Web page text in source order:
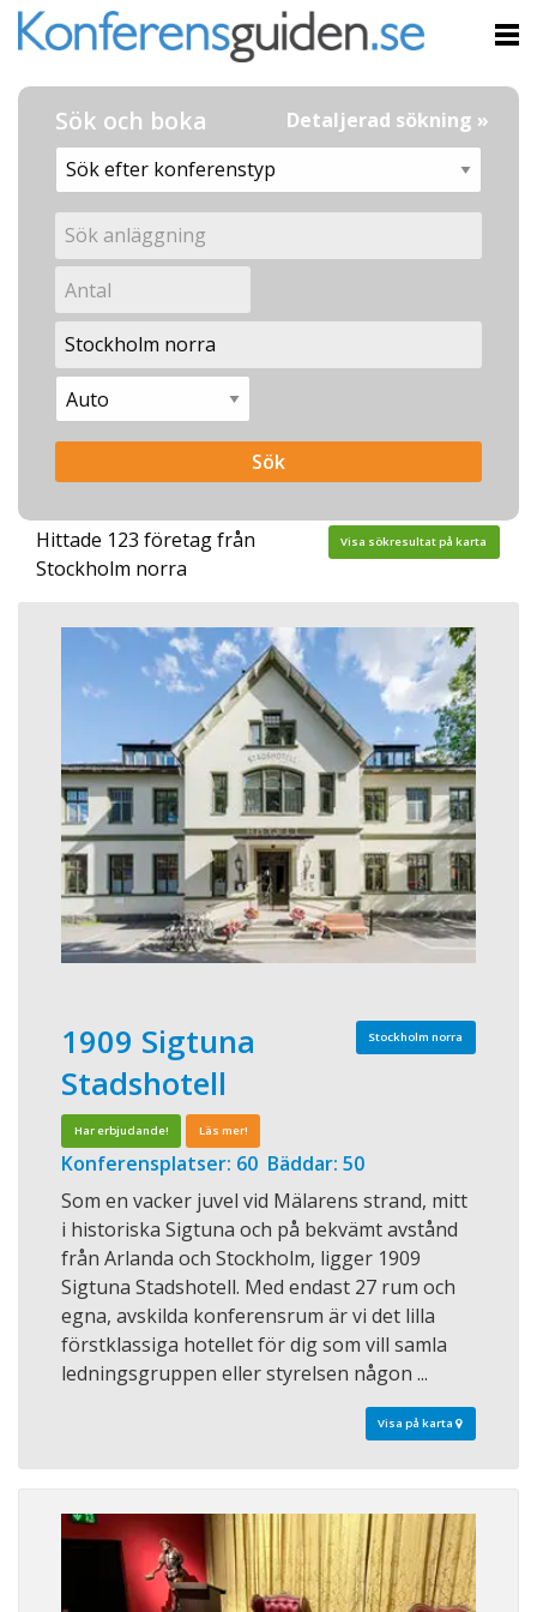
Sök och boka Detaljerad sökning »
Hittade 123 företag från
Stockholm norra
Visa sökresultat på karta
Stockholm norra
1909 Sigtuna
Stadshotell
Har erbjudande! Läs mer!
Konferensplatser: 60 Bäddar: 50
Som en vacker juvel vid Mälarens strand, mitt
i historiska Sigtuna och på bekvämt avstånd
från Arlanda och Stockholm, ligger 1909
Sigtuna Stadshotell. Med endast 27 rum och
egna, avskilda konferensrum är vi det lilla
förstklassiga hotellet för dig som vill samla
ledningsgruppen eller styrelsen någon ...
Visa på karta